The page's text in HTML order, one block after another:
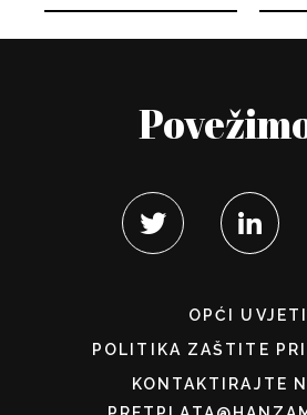
OPĆI UVJETI
POLITIKA ZAŠTITE
KONTAKTIRAJTE